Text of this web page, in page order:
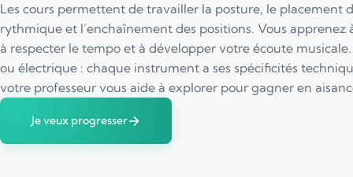
Les cours permettent de travailler la posture, le placement
rythmique et l’enchaînement des positions. Vous apprenez
à respecter le tempo et à développer votre écoute
ou électrique : chaque instrument a ses spécificités
votre professeur vous aide à explorer pour gagner en
Je veux progresser